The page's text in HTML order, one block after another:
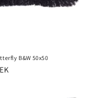
B&W 50x50